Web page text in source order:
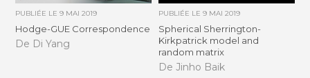
PUBLIÉE LE9 MAI 2019
Hodge-GUE Correspondence
De Di Yang
PUBLIÉE LE 9 MAI 2019
Spherical Sherrington-
Kirkpatrick model and
random matrix
De Jinho Baik